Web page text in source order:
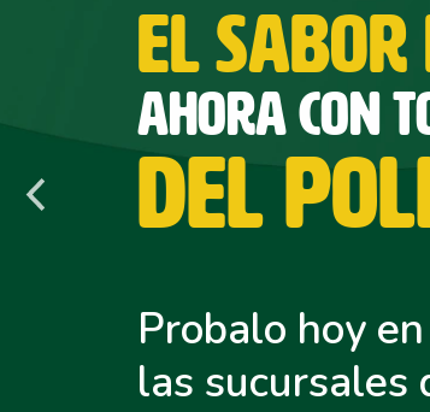
EL SABOR
AHORA CON
DEL
Probalo hoy
las sucursales